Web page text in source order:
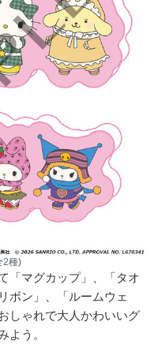
2種)
「マグカップ」、「タオ
ボン」、「ルームウェ
しゃれで大人かわいいグ
よう。